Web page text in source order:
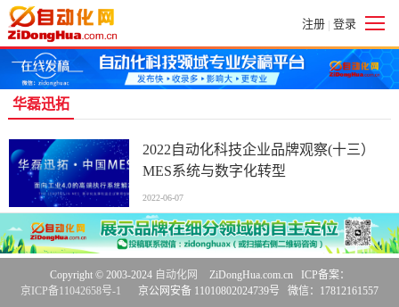
注册 | 登录
华磊迅拓
2022自动化科技企业品牌观察(十三）
MES系统与数字化转型
2022-06-07
Copyright © 2003-2024 自动化网
ZiDongHua.com.cn ICP备案：
京ICP备11042658号-1
京公网安备 11010802024739号 微信：17812161557